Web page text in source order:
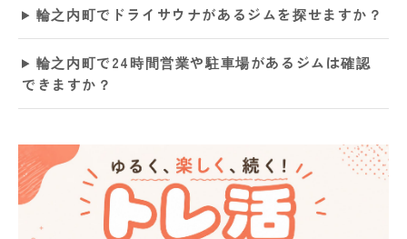
輪之内町でドライサウナがあるジムを探せますか？
輪之内町で24時間営業や駐車場があるジムは確認
できますか？